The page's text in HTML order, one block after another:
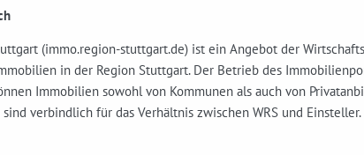
(immo.region-stuttgart.de) ist ein Angebot der
in der Region Stuttgart. Der Betrieb des
Immobilien sowohl von Kommunen als auch von
verbindlich für das Verhältnis zwischen WRS und Einsteller.